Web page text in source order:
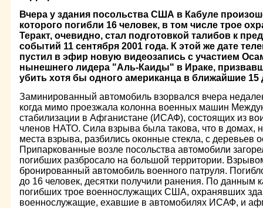
Вчера у здания посольства США в Кабуле
которого погибли 16 человек, в том числе трое
Теракт, очевидно, стал подготовкой талибов к
событий 11 сентября 2001 года. К этой же дате
пустил в эфир новую видеозапись с участием
нынешнего лидера "Аль-Каиды" в Ираке,
убить хотя бы одного американца в ближайшие 15
Заминированный автомобиль взорвался вчера
когда мимо проезжала колонна военных машин
стабилизации в Афганистане (ИСАФ), состоящих из
членов НАТО. Сила взрыва была такова, что в домах,
места взрыва, разбились оконные стекла, с деревьев
Припаркованные возле посольства автомобили
погибших разбросало на большой территории.
бронированный автомобиль военного патруля.
до 16 человек, десятки получили ранения. По данным
погибших трое военнослужащих США, охранявших
военнослужащие, ехавшие в автомобилях ИСАФ, и